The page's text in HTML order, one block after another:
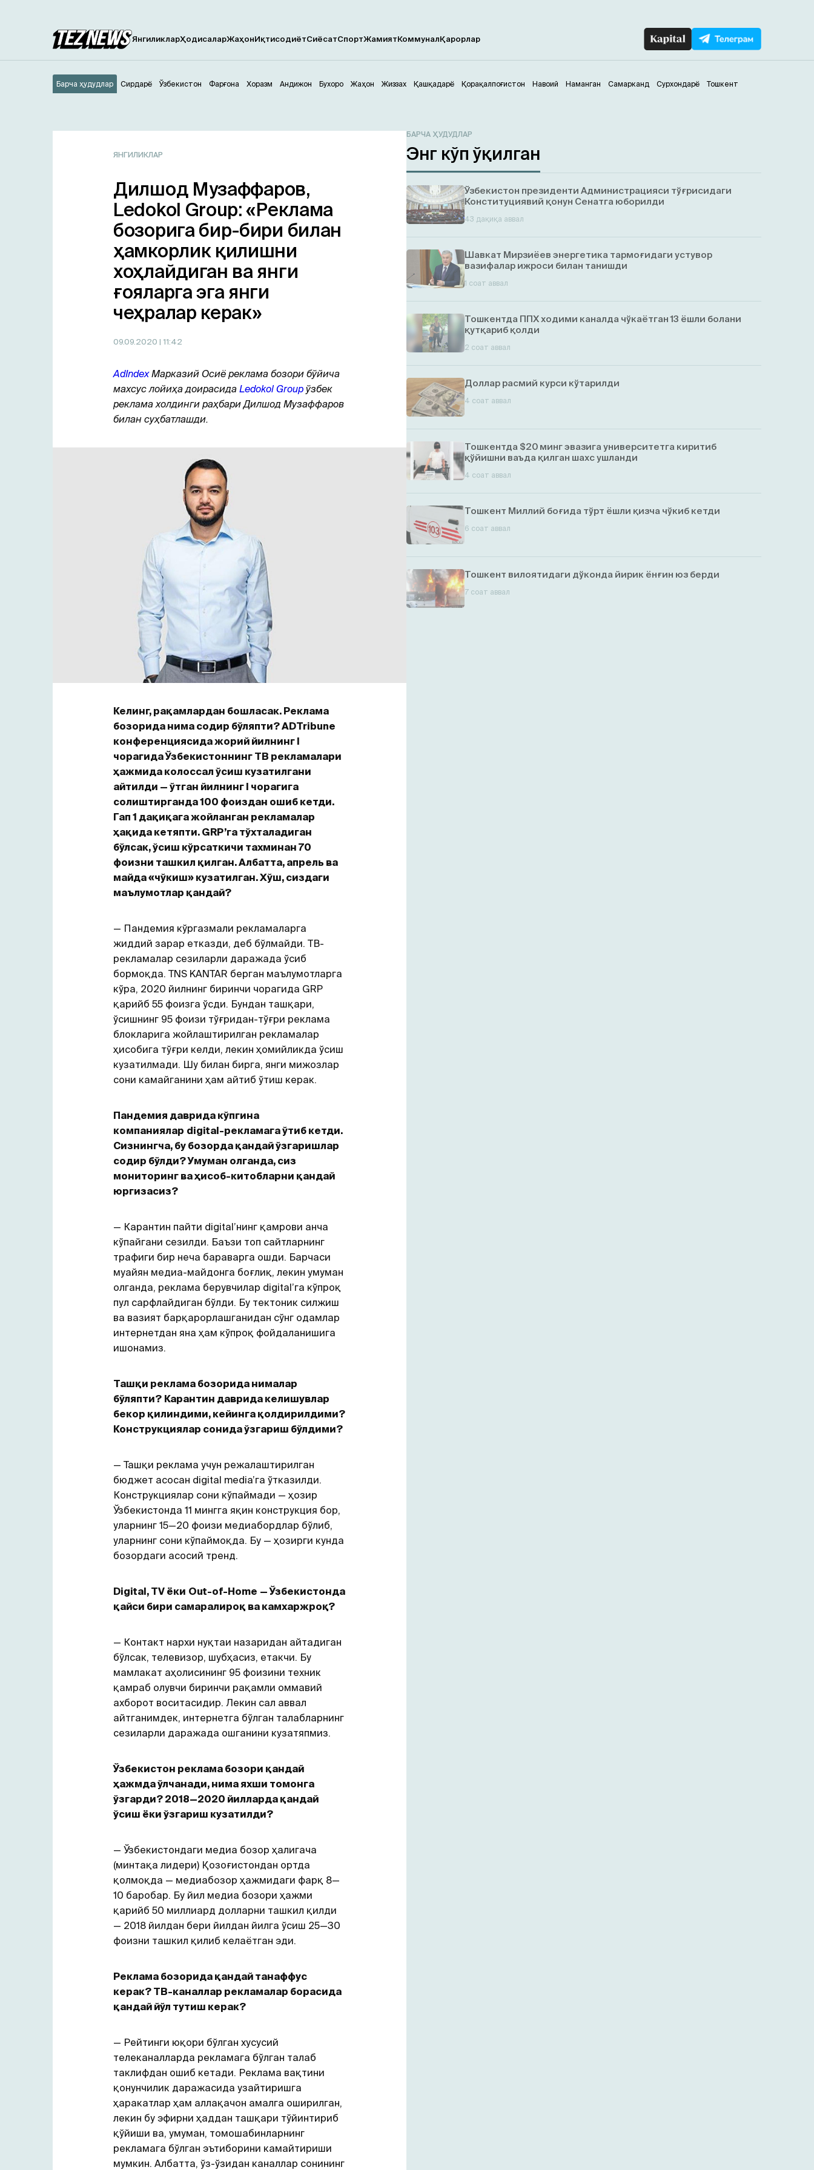
ЯнгиликларҲодисаларЖаҳонИқтисодиётСиёсатСпортЖамиятКоммуналҚарорлар
Андижон
Барча ҳудудлар Бухоро Жаҳон Жиззах Қашқадарё Қорақалпоғистон Навоий Наманган Самарканд
Сирдарё Сурхондарё Тошкент
Ўзбекистон Фарғона Хоразм
ЯНГИЛИКЛАР
Дилшод Музаффаров,
Ledokol Group: «Реклама
бозорига бир-бири билан
ҳамкорлик қилишни
хоҳлайдиган ва янги
ғояларга эга янги
чеҳралар керак»
09.09.2020 | 11:42
AdIndexМарказий Осиё реклама бозори бўйича
махсус лойиҳа доирасида Ledokol Group ўзбек
реклама холдинги раҳбари Дилшод Музаффаров
билан суҳбатлашди.
Келинг, рақамлардан бошласак. Реклама
бозорида нима содир бўляпти? ADTribune
конференциясида жорий йилнинг I
чорагида Ўзбекистоннинг ТВ рекламалари
ҳажмида колоссал ўсиш кузатилгани
айтилди — ўтган йилнинг I чорагига
солиштирганда 100 фоиздан ошиб кетди.
Гап 1 дақиқага жойланган рекламалар
ҳақида кетяпти. GRP’га тўхталадиган
бўлсак, ўсиш кўрсаткичи тахминан 70
фоизни ташкил қилган. Албатта, апрель ва
майда «чўкиш» кузатилган. Хўш, сиздаги
маълумотлар қандай?
— Пандемия кўргазмали рекламаларга
жиддий зарар етказди, деб бўлмайди. ТВ-
рекламалар сезиларли даражада ўсиб
бормоқда. TNS KANTAR берган маълумотларга
кўра, 2020 йилнинг биринчи чорагида GRP
қарийб 55 фоизга ўсди. Бундан ташқари,
ўсишнинг 95 фоизи тўғридан-тўғри реклама
блокларига жойлаштирилган рекламалар
ҳисобига тўғри келди, лекин ҳомийликда ўсиш
кузатилмади. Шу билан бирга, янги мижозлар
сони камайганини ҳам айтиб ўтиш керак.
Пандемия даврида кўпгина
компаниялар digital-рекламага ўтиб кетди.
Сизнингча, бу бозорда қандай ўзгаришлар
содир бўлди? Умуман олганда, сиз
мониторинг ва ҳисоб-китобларни қандай
юргизасиз?
— Карантин пайти digital’нинг қамрови анча
кўпайгани сезилди. Баъзи топ сайтларнинг
трафиги бир неча бараварга ошди. Барчаси
муайян медиа-майдонга боғлиқ, лекин умуман
олганда, реклама берувчилар digital’га кўпроқ
пул сарфлайдиган бўлди. Бу тектоник силжиш
ва вазият барқарорлашганидан сўнг одамлар
интернетдан яна ҳам кўпроқ фойдаланишига
ишонамиз.
Ташқи реклама бозорида нималар
бўляпти? Карантин даврида келишувлар
бекор қилиндими, кейинга қолдирилдими?
Конструкциялар сонида ўзгариш бўлдими?
— Ташқи реклама учун режалаштирилган
бюджет асосан digital media’га ўтказилди.
Конструкциялар сони кўпаймади — ҳозир
Ўзбекистонда 11 мингга яқин конструкция бор,
уларнинг 15—20 фоизи медиабордлар бўлиб,
уларнинг сони кўпаймоқда. Бу — ҳозирги кунда
бозордаги асосий тренд.
Digital, TV ёки Out-of-Home — Ўзбекистонда
қайси бири самаралироқ ва камхаржроқ?
— Контакт нархи нуқтаи назаридан айтадиган
бўлсак, телевизор, шубҳасиз, етакчи. Бу
мамлакат аҳолисининг 95 фоизини техник
қамраб олувчи биринчи рақамли оммавий
ахборот воситасидир. Лекин сал аввал
айтганимдек, интернетга бўлган талабларнинг
сезиларли даражада ошганини кузатяпмиз.
Ўзбекистон реклама бозори қандай
ҳажмда ўлчанади, нима яхши томонга
ўзгарди? 2018—2020 йилларда қандай
ўсиш ёки ўзгариш кузатилди?
— Ўзбекистондаги медиа бозор ҳалигача
(минтақа лидери) Қозоғистондан ортда
қолмоқда — медиабозор ҳажмидаги фарқ 8—
10 баробар. Бу йил медиа бозори ҳажми
қарийб 50 миллиард долларни ташкил қилди
— 2018 йилдан бери йилдан йилга ўсиш 25—30
фоизни ташкил қилиб келаётган эди.
Реклама бозорида қандай танаффус
керак? ТВ-каналлар рекламалар борасида
қандай йўл тутиш керак?
— Рейтинги юқори бўлган хусусий
телеканалларда рекламага бўлган талаб
таклифдан ошиб кетади. Реклама вақтини
қонунчилик даражасида узайтиришга
ҳаракатлар ҳам аллақачон амалга оширилган,
лекин бу эфирни ҳаддан ташқари тўйинтириб
қўйиши ва, умуман, томошабинларнинг
рекламага бўлган эътиборини камайтириши
мумкин. Албатта, ўз-ўзидан каналлар сонининг
БАРЧА ҲУДУДЛАР
Энг кўп ўқилган
Ўзбекистон президенти Администрацияси тўғрисидаги
Конституциявий қонун Сенатга юборилди
43 дақиқа аввал
Шавкат Мирзиёев энергетика тармоғидаги устувор
вазифалар ижроси билан танишди
1 соат аввал
Тошкентда ППХ ходими каналда чўкаётган 13 ёшли болани
қутқариб қолди
2 соат аввал
Доллар расмий курси кўтарилди
4 соат аввал
Тошкентда $20 минг эвазига университетга киритиб
қўйишни ваъда қилган шахс ушланди
4 соат аввал
Тошкент Миллий боғида тўрт ёшли қизча чўкиб кетди
6 соат аввал
Тошкент вилоятидаги дўконда йирик ёнғин юз берди
7 соат аввал